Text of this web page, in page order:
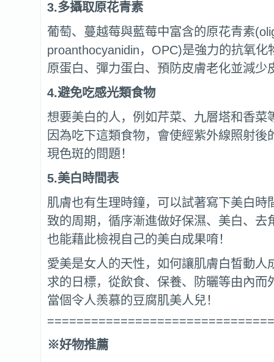
3.多攝取原花青素
葡萄、蔓越莓與藍莓中富含的原花青素
proanthocyanidin，OPC)是強力的抗氧化
原蛋白、彈力蛋白、預防皮膚老化並減少
4.避免吃感光類食物
想要美白的人，例如芹菜、九層塔和香菜
因為吃下這類食物，會使經紫外線照射後
現色斑的問題！
5.美白時間表
肌膚也有生理時鐘，可以試著寫下美白時
致的周期，循序漸進做好保濕、美白、去
也能藉此檢視自己的美白成果唷！
愛美是女人的天性，如何讓肌膚白皙動人
求的日標，從飲食、保養、防曬等由內而
當個令人羨慕的豆腐肌美人兒！
※好物推薦